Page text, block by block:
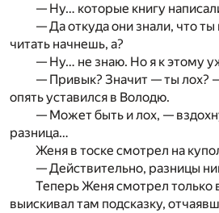
— Ну… которые книгу
— Да откуда они знали, что
читать начнешь, а?
— Ну… не знаю. Но я к этому
— Привык? Значит — ты лох?
опять уставился в Володю.
— Может быть и лох, —
разница…
Женя в тоске смотрел на
— Действительно, разницы
Теперь Женя смотрел только
выискивал там подсказку,